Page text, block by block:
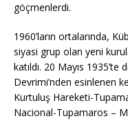
göçmenlerdi.
1960’ların ortalarında,
siyasi grup olan yeni
katıldı. 20 Mayıs
Devrimi’nden esinlenen
Kurtuluş Hareketi-
Nacional-Tupamaros –